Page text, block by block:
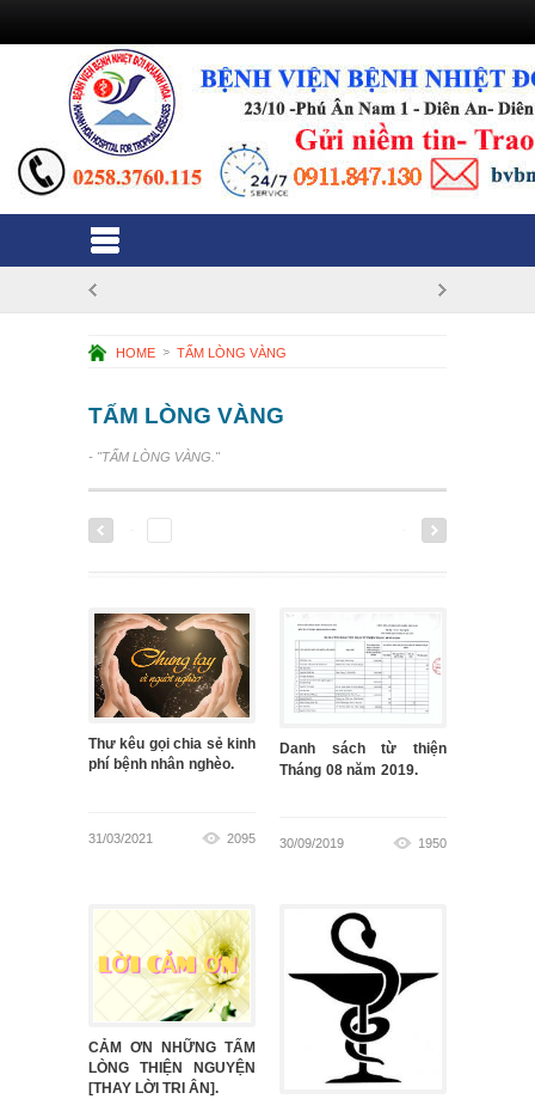
HOME TẤM LÒNG VÀNG
TẤM LÒNG VÀNG
- "TẤM LÒNG VÀNG."
Thư kêu gọi chia sẻ kinh
phí bệnh nhân nghèo.
31/03/2021 2095
Danh sách từ thiện
Tháng 08 năm 2019.
30/09/2019 1950
CẢM ƠN NHỮNG TẤM
LÒNG THIỆN NGUYỆN
[THAY LỜI TRI ÂN].